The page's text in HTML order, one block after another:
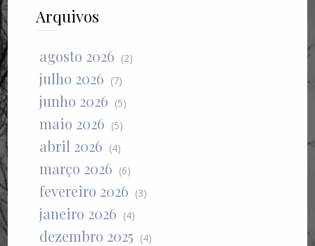
Arquivos
agosto 2026 (2)
julho 2026 (7)
junho 2026 (5)
maio 2026 (5)
abril 2026 (4)
março 2026 (6)
fevereiro 2026 (3)
janeiro 2026 (4)
dezembro 2025 (4)